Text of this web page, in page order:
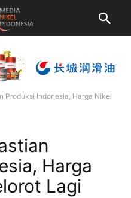
Produksi Indonesia, Harga Nikel
Harga
Lagi